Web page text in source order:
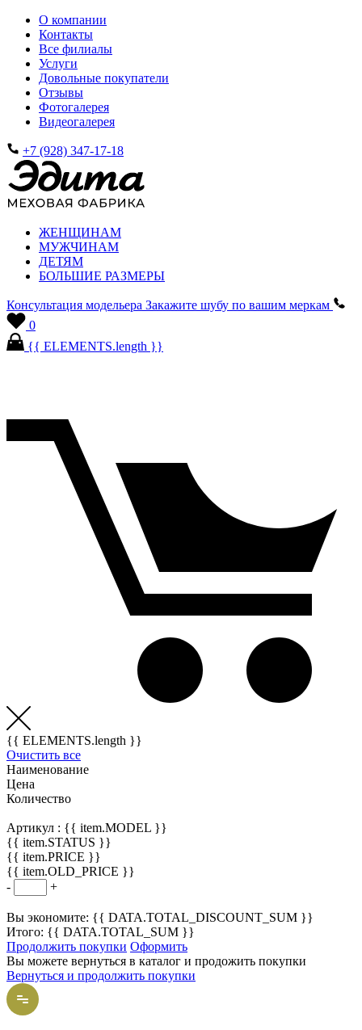
О компании
Контакты
Все филиалы
Услуги
Довольные покупатели
Отзывы
Фотогалерея
Видеогалерея
+7 (928) 347-17-18
ЖЕНЩИНАМ
МУЖЧИНАМ
ДЕТЯМ
БОЛЬШИЕ РАЗМЕРЫ
Консультация модельера Закажите шубу по вашим меркам
0
{{ ELEMENTS.length }}
{{ ELEMENTS.length }}
Очистить все
Наименование
Цена
Количество
Артикул : {{ item.MODEL }}
{{ item.STATUS }}
{{ item.PRICE }}
{{ item.OLD_PRICE }}
-
+
Вы экономите: {{ DATA.TOTAL_DISCOUNT_SUM }}
Итого: {{ DATA.TOTAL_SUM }}
Продолжить покупки Оформить
Вы можете вернуться в каталог и продожить покупки
Вернуться и продолжить покупки